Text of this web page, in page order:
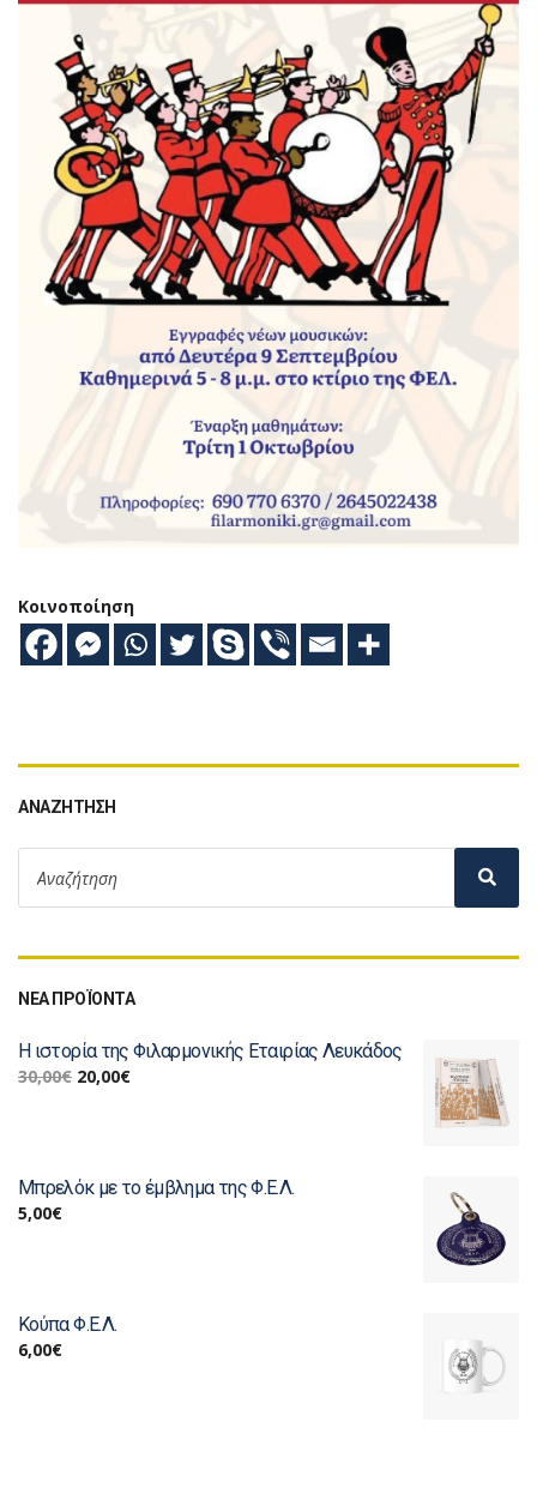
Κοινοποίηση
ΑΝΑΖΉΤΗΣΗ
ΝΕΑ ΠΡΟΪΟΝΤΑ
Η ιστορία της Φιλαρμονικής Εταιρίας Λευκάδος
30,00€ 20,00€
Μπρελόκ με το έμβλημα της Φ.Ε.Λ.
5,00€
Κούπα Φ.Ε.Λ.
6,00€